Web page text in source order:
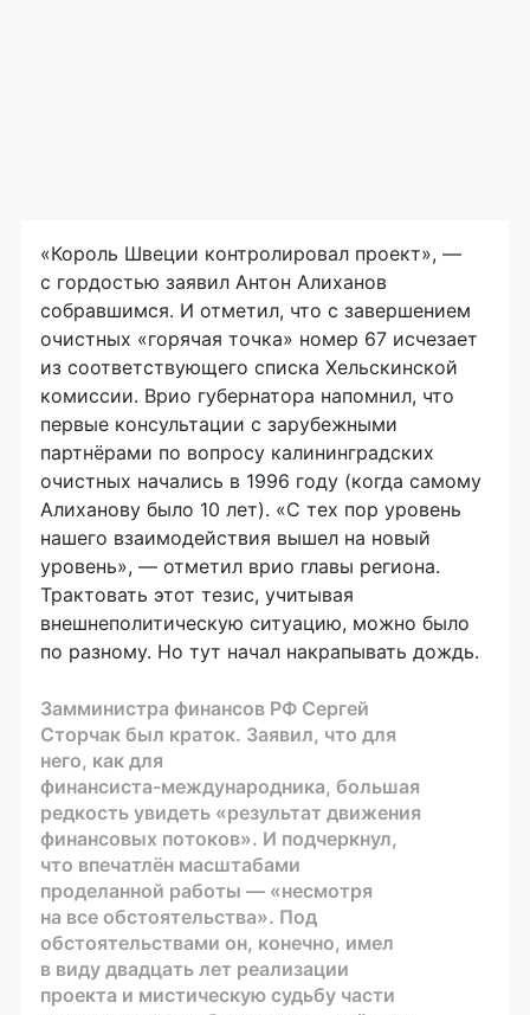
«Король Швеции контролировал проект», —
с гордостью заявил Антон Алиханов
собравшимся. И отметил, что с завершением
очистных «горячая точка» номер 67 исчезает
из соответствующего списка Хельскинской
комиссии. Врио губернатора напомнил, что
первые консультации с зарубежными
партнёрами по вопросу калининградских
очистных начались в 1996 году (когда самому
Алиханову было 10 лет). «С тех пор уровень
нашего взаимодействия вышел на новый
уровень», — отметил врио главы региона.
Трактовать этот тезис, учитывая
внешнеполитическую ситуацию, можно было
по разному. Но тут начал накрапывать дождь.
Замминистра финансов РФ Сергей
Сторчак был краток. Заявил, что для
него, как для
финансиста-международника, большая
редкость увидеть «результат движения
финансовых потоков». И подчеркнул,
что впечатлён масштабами
проделанной работы — «несмотря
на все обстоятельства». Под
обстоятельствами он, конечно, имел
в виду двадцать лет реализации
проекта и мистическую судьбу части